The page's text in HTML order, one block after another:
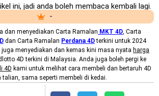
ini, jadi anda boleh membaca kembali lagi.
-
dan menyediakan Carta Ramalan MKT 4D, Carta
dan Carta Ramalan Perdana 4Dterkini untuk 2024
juga menyediakan dan kemas kini masa nyata harga
4D terkini di Malaysia. Anda juga boleh pergi ke
4D kami untuk melihat cara membeli dan bertaruh 4D
talian, sama seperti membeli di kedai.